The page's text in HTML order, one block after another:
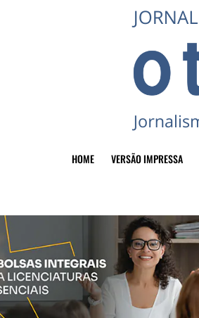
HOME VERSÃO IMPRESSA